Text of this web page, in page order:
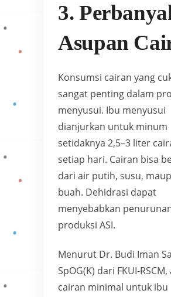
3.
Asupan
Konsumsi cairan yang
sangat penting dalam
menyusui. Ibu menyusui
dianjurkan untuk minum
setidaknya 2,5–3 liter
setiap hari. Cairan bisa
dari air putih, susu,
buah. Dehidrasi dapat
menyebabkan
produksi ASI.
Menurut Dr. Budi Iman
SpOG(K) dari FKUI-
cairan minimal untuk ibu